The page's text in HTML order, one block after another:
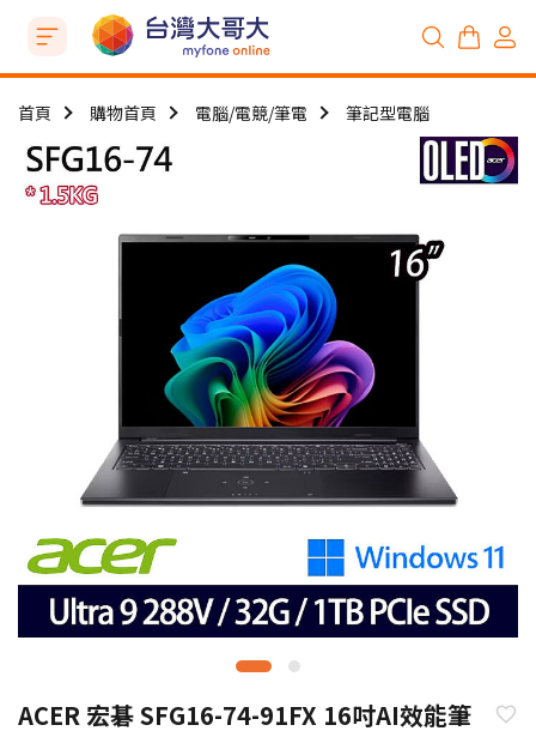
首頁 購物首頁 電腦/電競/筆電 筆記型電腦
ACER 宏碁 SFG16-74-91FX 16吋AI效能筆